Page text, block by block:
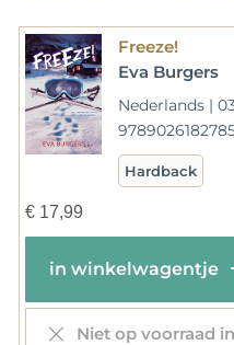
Freeze!
Eva Burgers
Nederlands |
Hardback
€17,99
in winkelwagentje
Niet op voorraad